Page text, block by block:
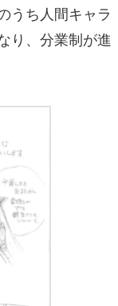
うち人間キャラ
り、分業制が進